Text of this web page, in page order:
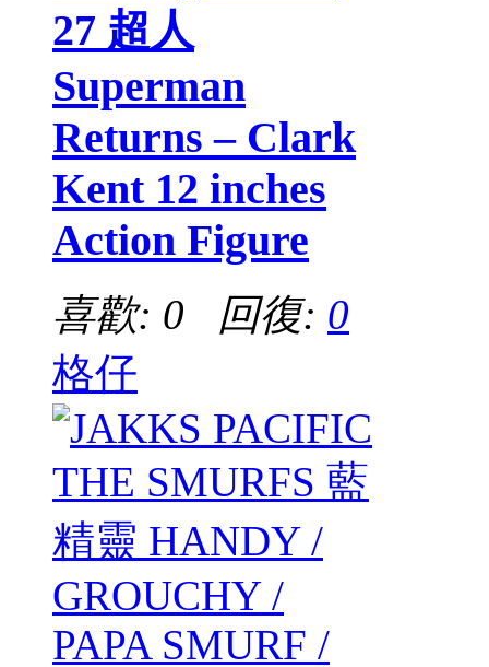
27 超人
Superman
Returns – Clark
Kent 12 inches
Action Figure
喜歡: 0 回復: 0
格仔